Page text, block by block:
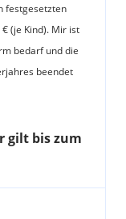
festgesetzten
(je Kind). Mir ist
bedarf und die
beendet
gilt bis zum